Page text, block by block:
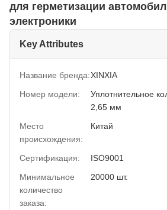
для герметизации
электроники
Key Attributes
Название бренда:XINXIA
Номер модели:
Уплотнительное
2,65 мм
Место
происхождения:
Китай
Сертификация:
ISO9001
Минимальное
количество
заказа:
20000 шт.